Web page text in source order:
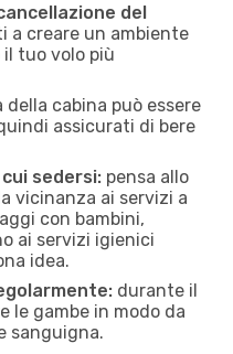
del
a creare un ambiente
tuo volo più
della cabina può essere
assicurati di bere
sedersi: pensa allo
vicinanza ai servizi a
con bambini,
ai servizi igienici
idea.
durante il
le gambe in modo da
sanguigna.